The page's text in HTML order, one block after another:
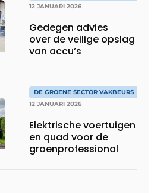
12 JANUARI 2026
Gedegen advies
over de veilige opslag
van accu’s
DE GROENE SECTOR VAKBEURS
12 JANUARI 2026
Elektrische voertuigen
en quad voor de
groenprofessional